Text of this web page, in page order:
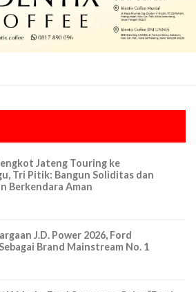
Jateng Touring ke
Tri Pitik: Bangun Soliditas dan
Berkendara Aman
J.D. Power 2026, Ford
Brand Mainstream No. 1